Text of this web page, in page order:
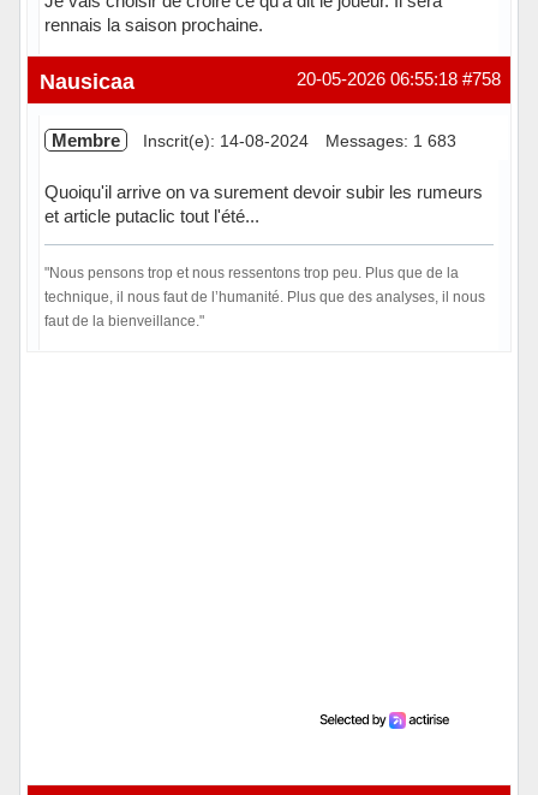
rennais la saison prochaine.
Hors ligne #758
20-05-2026 06:55:18
Nausicaa
Membre Inscrit(e): 14-08-2024 Messages: 1 683
Quoiqu'il arrive on va surement devoir subir les rumeurs
et article putaclic tout l'été...
"Nous pensons trop et nous ressentons trop peu. Plus que de la
technique, il nous faut de l’humanité. Plus que des analyses, il nous
faut de la bienveillance."